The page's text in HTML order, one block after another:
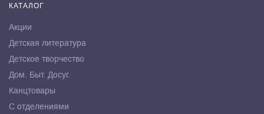
КАТАЛОГ
Акции
Детская литература
Детское творчество
Дом. Быт. Досуг.
Канцтовары
С отделениями